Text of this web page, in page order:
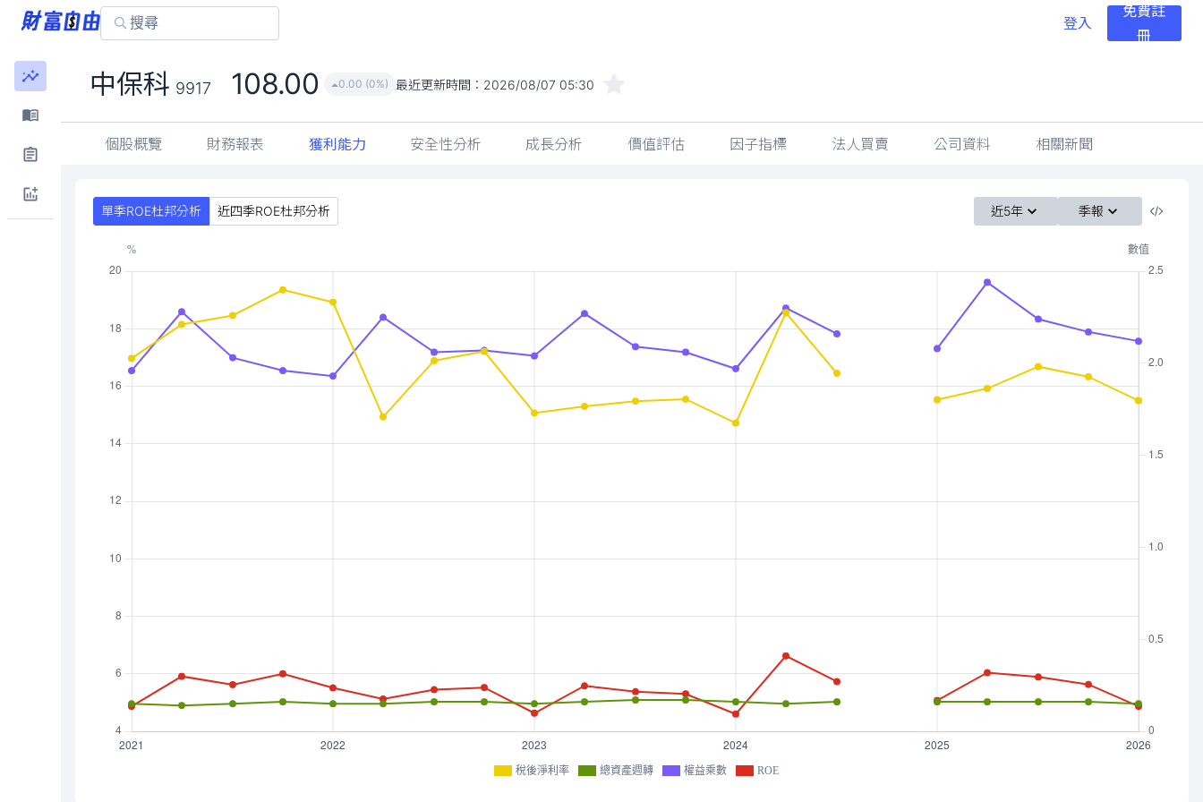
登入
免費註
冊
中保科 9917 108.00 0.00 (0%) 最近更新時間： 2026/08/07 05:30
個股概覽 財務報表 獲利能力 安全性分析 成長分析 價值評估 因子指標 法人買賣 公司資料 相關新聞
單季ROE杜邦分析 近四季ROE杜邦分析 近5年 季報
稅後淨利率 總資產週轉 權益乘數 ROE